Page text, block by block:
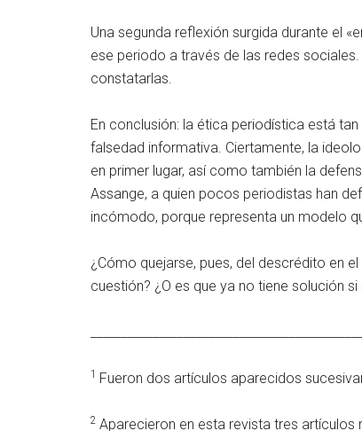
Una segunda reflexión surgida durante el
ese periodo a través de las redes
constatarlas.
En conclusión: la ética periodística está
falsedad informativa. Ciertamente, la
en primer lugar, así como también la
Assange, a quien pocos periodistas han
incómodo, porque representa un modelo
¿Cómo quejarse, pues, del descrédito en
cuestión? ¿O es que ya no tiene solución
1 Fueron dos artículos aparecidos
2 Aparecieron en esta revista tres